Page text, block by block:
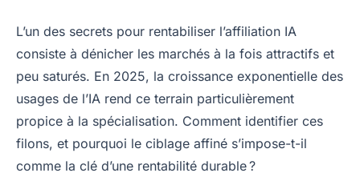
L’un des secrets pour rentabiliser l’affiliation IA
consiste à dénicher les marchés à la fois attractifs et
peu saturés. En 2025, la croissance exponentielle des
usages de l’IA rend ce terrain particulièrement
propice à la spécialisation. Comment identifier ces
filons, et pourquoi le ciblage affiné s’impose-t-il
comme la clé d’une rentabilité durable ?